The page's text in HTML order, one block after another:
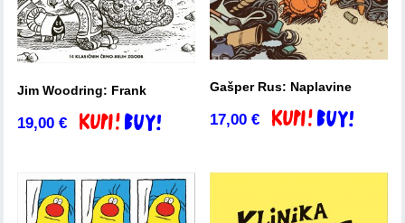
Jim Woodring: Frank
19,00€ Dodaj v košarico
Gašper Rus: Naplavine
17,00€ Dodaj v košarico